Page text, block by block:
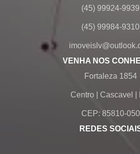
(45) 99924-9939
(45) 99984-9310
VENHA NOS
Fortaleza 1854
Centro Cascavel
CEP: 85810-050
REDES